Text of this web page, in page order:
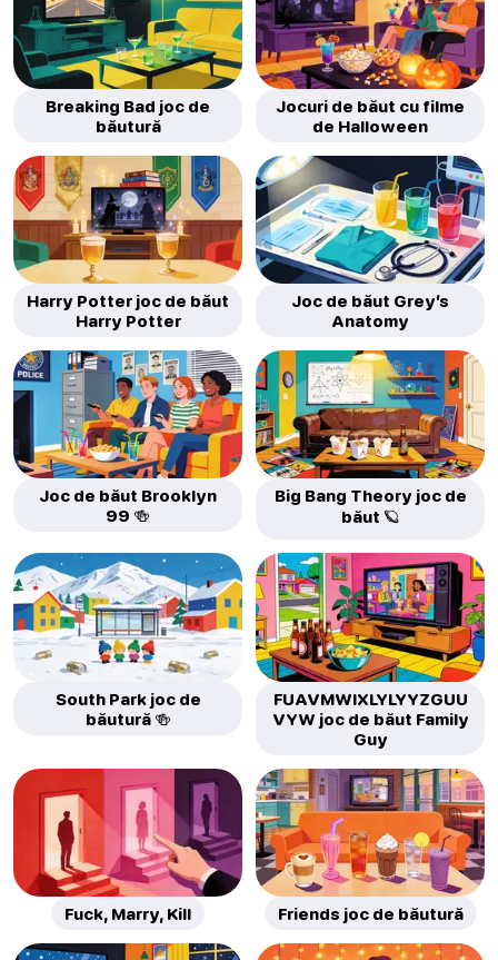
Breaking Bad joc de
băutură
Jocuri de băut cu filme
de Halloween
Harry Potter joc de băut
Harry Potter
Joc de băut Grey’s
Anatomy
Joc de băut Brooklyn
99 🍻
Big Bang Theory joc de
băut 🪐
South Park joc de
băutură 🍻
FUAVMWIXLYLYYZGUU
VYW joc de băut Family
Guy
Fuck, Marry, Kill Friends joc de băutură